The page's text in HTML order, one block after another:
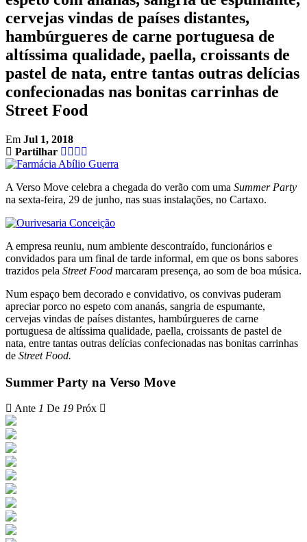
cervejas vindas de países distantes,
hambúrgueres de carne portuguesa de
altíssima qualidade, paella, croissants de
pastel de nata, entre tantas outras delícias
confecionadas nas bonitas carrinhas de
Street Food
Em Jul 1, 2018
Partilhar
A Verso Move celebra a chegada do verão com uma Summer Party
na sexta-feira, 29 de junho, nas suas instalações, no Cartaxo.
A empresa reuniu, num ambiente descontraído, funcionários e
convidados para um final de tarde informal, em que os bons sabores
trazidos pela Street Food marcaram presença, ao som de boa música.
Num espaço bem decorado e convidativo, os convivas puderam
apreciar porco no espeto com ananás, sangria de espumante,
cervejas vindas de países distantes, hambúrgueres de carne
portuguesa de altíssima qualidade, paella, croissants de pastel de
nata, entre tantas outras delícias confecionadas nas bonitas carrinhas
de Street Food.
Summer Party na Verso Move
Ante 1 De 19 Próx